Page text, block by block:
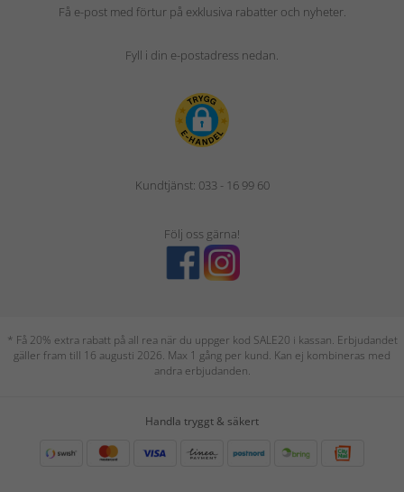
Få e-post med förtur på exklusiva rabatter och nyheter.
Fyll i din e-postadress nedan.
Kundtjänst: 033 - 16 99 60
Följ oss gärna!
* Få 20% extra rabatt på all rea när du uppger kod SALE20 i kassan. Erbjudandet
gäller fram till 16 augusti 2026. Max 1 gång per kund. Kan ej kombineras med
andra erbjudanden.
Handla tryggt & säkert